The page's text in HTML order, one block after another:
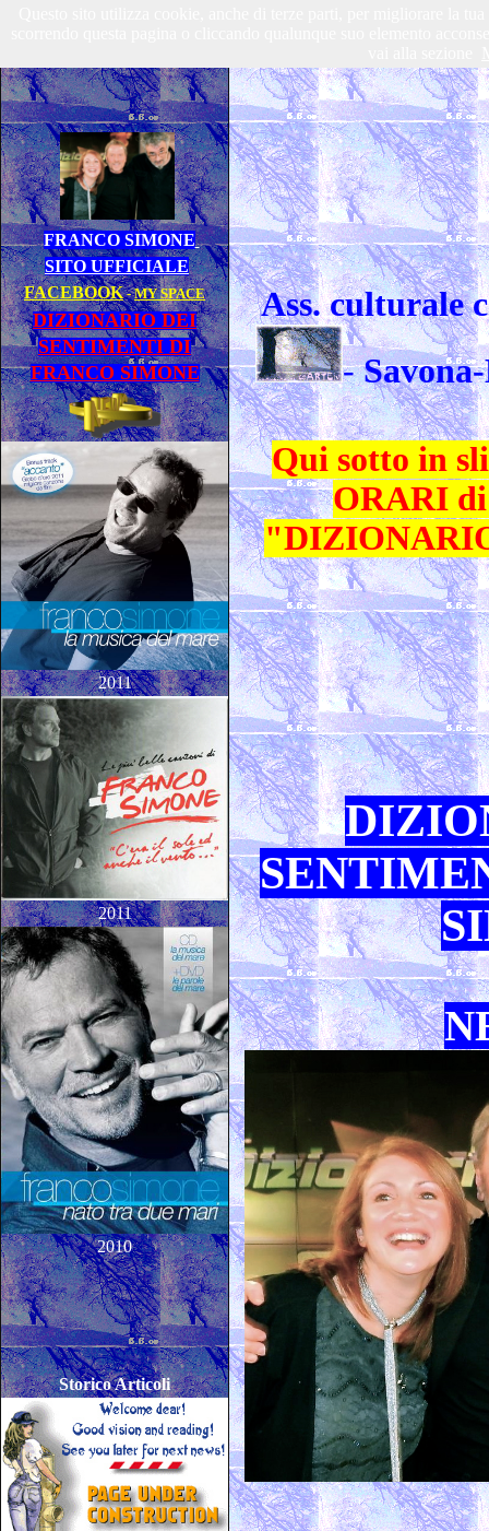
FRANCO SIMONE
SITO UFFICIALE
FACEBOOK-MY SPACE
DIZIONARIO DEI
SENTIMENTI DI
FRANCO SIMONE
2011
2011
2010
Storico Articoli
Ass. culturale
-
Qui sotto in
ORARI di